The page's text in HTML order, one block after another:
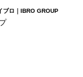
ブロ｜IBRO GROUP